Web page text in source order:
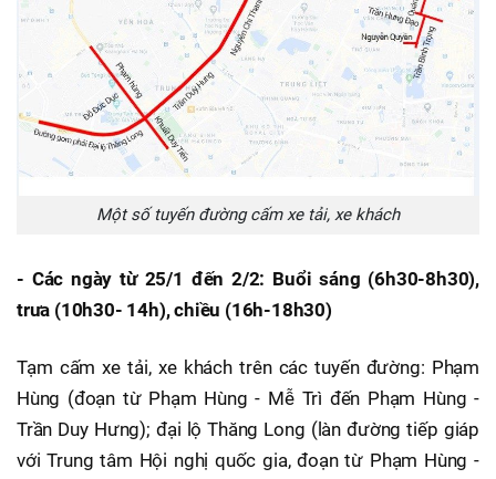
Một số tuyến đường cấm xe tải, xe khách
- Các ngày từ 25/1 đến 2/2: Buổi sáng (6h30-8h30),
trưa (10h30- 14h), chiều (16h-18h30)
Tạm cấm xe tải, xe khách trên các tuyến đường: Phạm
Hùng (đoạn từ Phạm Hùng - Mễ Trì đến Phạm Hùng -
Trần Duy Hưng); đại lộ Thăng Long (làn đường tiếp giáp
với Trung tâm Hội nghị quốc gia, đoạn từ Phạm Hùng -